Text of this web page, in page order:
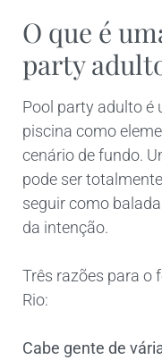
O que é
party
Pool party adulto é
piscina como
cenário de fundo.
pode ser
seguir como
da intenção.
Três razões para o
Rio:
Cabe gente de